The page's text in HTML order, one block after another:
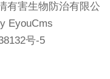
有害生物防治有限公
EyouCms
号-5